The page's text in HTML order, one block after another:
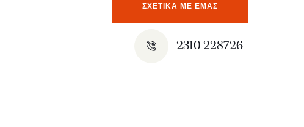
ΣΧΕΤΙΚΆ ΜΕ ΕΜΑΣ
2310 228726